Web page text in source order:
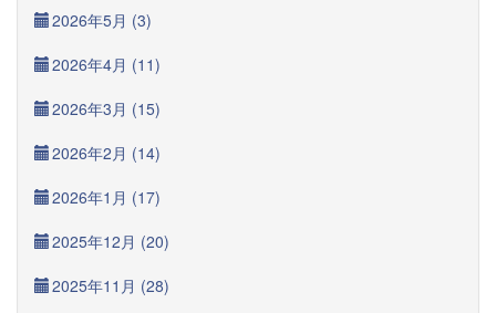
2026年5月 (3)
2026年4月 (11)
2026年3月 (15)
2026年2月 (14)
2026年1月 (17)
2025年12月 (20)
2025年11月 (28)